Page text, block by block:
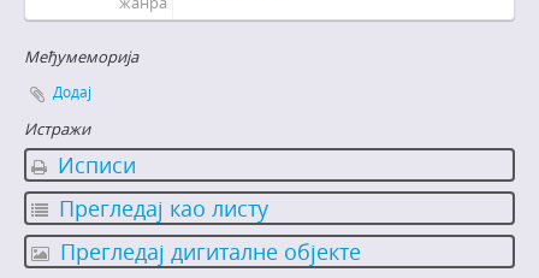
Међумеморија
Додај
Истражи
Исписи
Прегледај као листу
Прегледај дигиталне објекте